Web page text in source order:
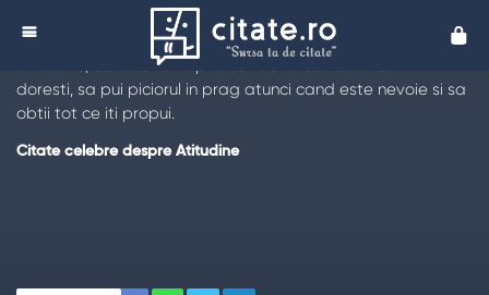
Citate despre Atitudine
O colectie a celor mai impresionantecitate despre
, care sa te inspire sa faci exact ceea ce iti
doresti, sa pui piciorul in prag atunci cand este nevoie si sa
obtii tot ce iti propui.
Citate celebre despre Atitudine